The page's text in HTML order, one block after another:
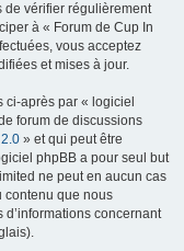
de vérifier régulièrement
à « Forum de Cup In
vous acceptez
et mises à jour.
ci-après par « logiciel
forum de discussions
» et qui peut être
phpBB a pour seul but
ne peut en aucun cas
contenu que nous
d’informations concernant